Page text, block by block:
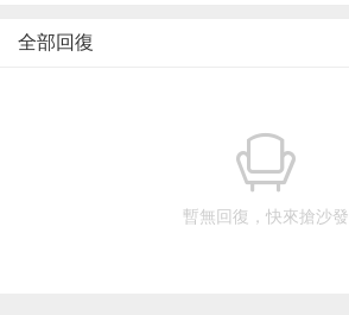
全部回復
暫無回復，快來搶沙發